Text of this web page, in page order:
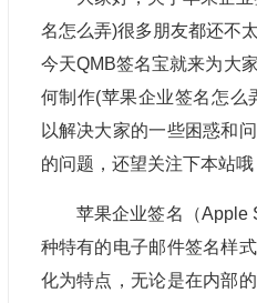
名怎么弄)很多朋友都还不
今天QMB签名宝就来为大
何制作(苹果企业签名怎么
以解决大家的一些困惑和
的问题，还望关注下本站
苹果企业签名（Apple
种特有的电子邮件签名样
化为特点，无论是在内部